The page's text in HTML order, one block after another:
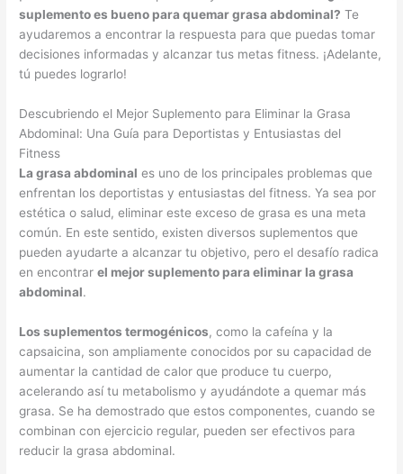
suplemento es bueno para quemar grasa abdominal? Te
ayudaremos a encontrar la respuesta para que puedas tomar
decisiones informadas y alcanzar tus metas fitness. ¡Adelante,
tú puedes lograrlo!
Descubriendo el Mejor Suplemento para Eliminar la Grasa
Abdominal: Una Guía para Deportistas y Entusiastas del
Fitness
La grasa abdominal es uno de los principales problemas que
enfrentan los deportistas y entusiastas del fitness. Ya sea por
estética o salud, eliminar este exceso de grasa es una meta
común. En este sentido, existen diversos suplementos que
pueden ayudarte a alcanzar tu objetivo, pero el desafío radica
en encontrarel mejor suplemento para eliminar la grasa
abdominal.
Los suplementos termogénicos, como la cafeína y la
capsaicina, son ampliamente conocidos por su capacidad de
aumentar la cantidad de calor que produce tu cuerpo,
acelerando así tu metabolismo y ayudándote a quemar más
grasa. Se ha demostrado que estos componentes, cuando se
combinan con ejercicio regular, pueden ser efectivos para
reducir la grasa abdominal.